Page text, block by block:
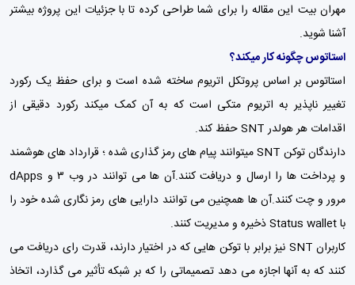
مهران بیت این مقاله را برای شما طراحی کرده تا با جزئیات این پروژه بیشتر
آشنا شوید.
استاتوس چگونه کار میکند؟
استاتوس بر اساس پروتکل اتریوم ساخته شده است و برای حفظ یک رکورد
تغییر ناپذیر به اتریوم متکی است که به آن کمک میکند رکورد دقیقی از
اقدامات هر هولدر SNT حفظ کند.
دارندگان توکن SNT میتوانند پیام های رمز گذاری شده ؛ قرارداد های هوشمند
و پرداخت ها را ارسال و دریافت کنند.آن ها می توانند در وب ۳ و dApps
مرور و چت کنند.آن ها همچنین می توانند دارایی های رمز نگاری شده خود را
با Status wallet ذخیره و مدیریت کنند.
کاربران SNT نیز برابر با توکن هایی که در اختیار دارند، قدرت رای دریافت می
کنند که به آنها اجازه می دهد تصمیماتی را که بر شبکه تأثیر می گذارد، اتخاذ